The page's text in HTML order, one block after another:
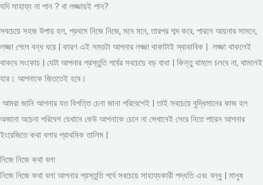
যদি সাহায্য না পান ? বা লজ্জায়ই পান?
সবচেয়ে সহজ উপায় হল, প্রথমে নিজে নিজে, মনে মনে, তারপর শব্দ করে, পারলে আয়নার সামনে,
লজ্জা পেলে বন্ধ ঘরে | কারণ এই সময়টা আপনার লজ্জা থাকাটাই স্বাভাবিক | লজ্জা থাকলেই
থাকবে সংকোচ | যেটা আপনার প্রস্তুতি পর্বের সবচেয়ে বড় বাধা | কিন্তু থামলে চলবে না, থামলেই
হার। আপনাকে জিততেই হবে।
আমরা জানি আপনার যত বিপত্তি চেনা জানা পরিবেশেই | তাই সবচেয়ে বুদ্ধিমানের কাজ হল
অজানা অচেনা পরিবেশ যেখানে কেউ আপনাকে চেনে না সেখানেই সেরে নিতে পারেন আপনার
ইংরেজিতে কথা বলার প্রাথমিক তালিম |
নিজে নিজে কথা বলা
নিজে নিজে কথা বলা আপনার প্রস্তুতি পর্বে সবচেয়ে সাহায্যকারী পদ্ধতি এবং বন্ধু | মানুষ